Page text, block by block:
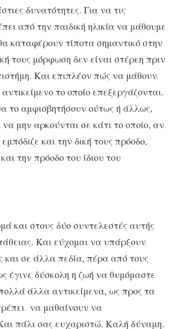
δυνατότητες. Για να τις
από την παιδική ηλικία να μάθουμε
καταφέρουν τίποτα σημαντικό στην
τους μόρφωση δεν είναι στέρεη πριν
Και επιπλέον πώς να μάθουν
το οποίο επεξεργάζονται.
το αμφισβητήσουν ούτως ή άλλως,
μην αρκούνται σε κάτι το οποίο, αν
και την δική τους πρόοδο,
την πρόοδο του ίδιου του
και στους δύο συντελεστές αυτής
Και εύχομαι να υπάρξουν
και σε άλλα πεδία, πέρα από τους
έγινε δύσκολη η ζωή να θυμόμαστε
άλλα αντικείμενα, ως προς τα
να μαθαίνουν να
πάλι σας ευχαριστώ. Καλή δύναμη.